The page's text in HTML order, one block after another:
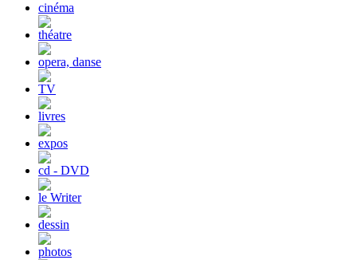
cinéma
théatre
opera, danse
TV
livres
expos
cd - DVD
le Writer
dessin
photos